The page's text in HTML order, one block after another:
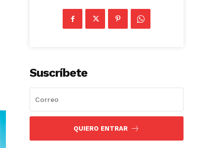
Suscríbete
QUIERO ENTRAR